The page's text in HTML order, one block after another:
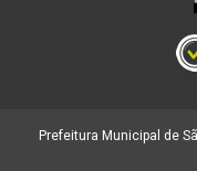
Prefeitura Municipal de